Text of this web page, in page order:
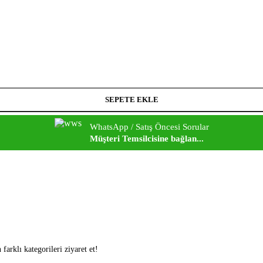
SEPETE EKLE
WhatsApp / Satış Öncesi Sorular
Müşteri Temsilcisine bağlan...
farklı kategorileri ziyaret et!